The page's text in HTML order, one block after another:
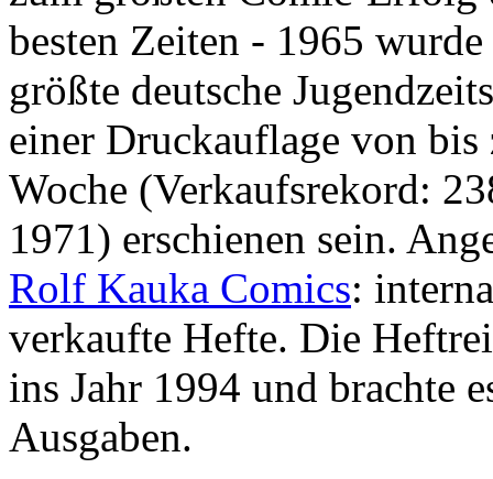
besten Zeiten - 1965
größte deutsche
einer Druckauflage von
Woche (Verkaufsrekord:
1971) erschienen sein.
Rolf Kauka Comics:
verkaufte Hefte. Die
ins Jahr 1994 und brachte
Ausgaben.